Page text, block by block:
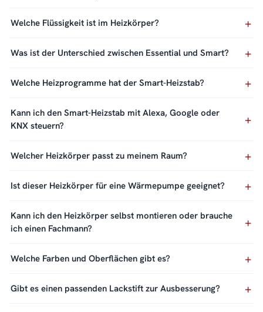
Welche Flüssigkeit ist im Heizkörper?
Was ist der Unterschied zwischen Essential und Smart?
Welche Heizprogramme hat der Smart-Heizstab?
Kann ich den Smart-Heizstab mit Alexa, Google oder
KNX steuern?
Welcher Heizkörper passt zu meinem Raum?
Ist dieser Heizkörper für eine Wärmepumpe geeignet?
Kann ich den Heizkörper selbst montieren oder brauche
ich einen Fachmann?
Welche Farben und Oberflächen gibt es?
Gibt es einen passenden Lackstift zur Ausbesserung?